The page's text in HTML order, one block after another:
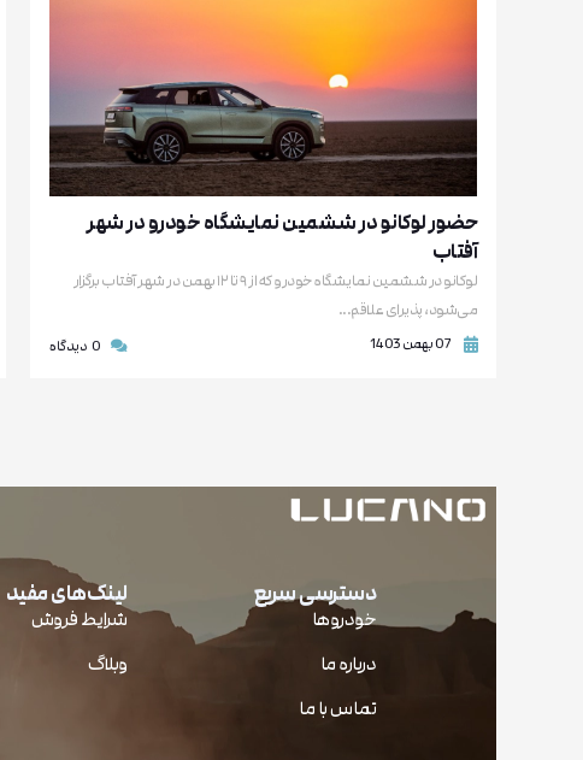
حضور لوکانو در ششمین نمایشگاه خودرو در شهر
آفتاب
لوکانو در ششمین نمایشگاه خودرو که از ۹ تا ۱۲ بهمن در شهر آفتاب برگزار
می‌شود، پذیرای علاقم...
07 بهمن 1403 0 دیدگاه
دسترسی سریع
خودروها
درباره ما
تماس با ما
لینک‌های مفید
شرایط فروش
وبلاگ